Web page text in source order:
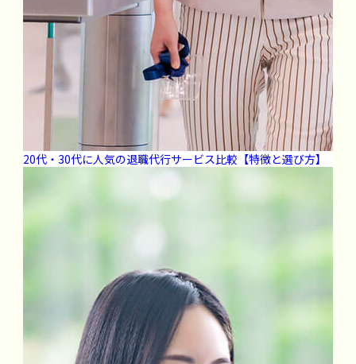
20代・30代に人気の退職代行サービス比較【特徴と選び方】